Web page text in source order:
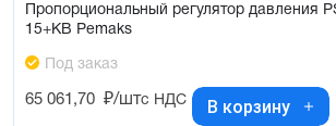
Пропорциональный регулятор давления
15+KB Pemaks
Под заказ
65 061,70 ₽/штс НДС В корзину